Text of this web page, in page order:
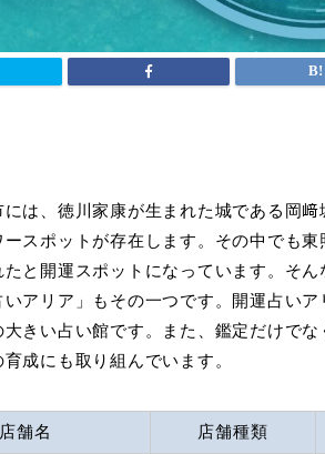
は、徳川家康が生まれた城である岡
ースポットが存在します。その中でも
たと開運スポットになっています。そ
いアリア」もその一つです。開運占い
きい占い館です。また、鑑定だけで
成にも取り組んでいます。
店舗名 店舗種類